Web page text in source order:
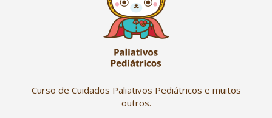
Curso de Cuidados Paliativos Pediátricos e muitos
outros.